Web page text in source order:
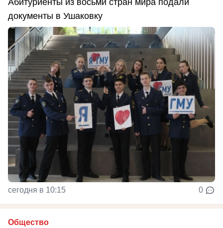
документы в Ушаковку
сегодня в 10:15 0
Общество